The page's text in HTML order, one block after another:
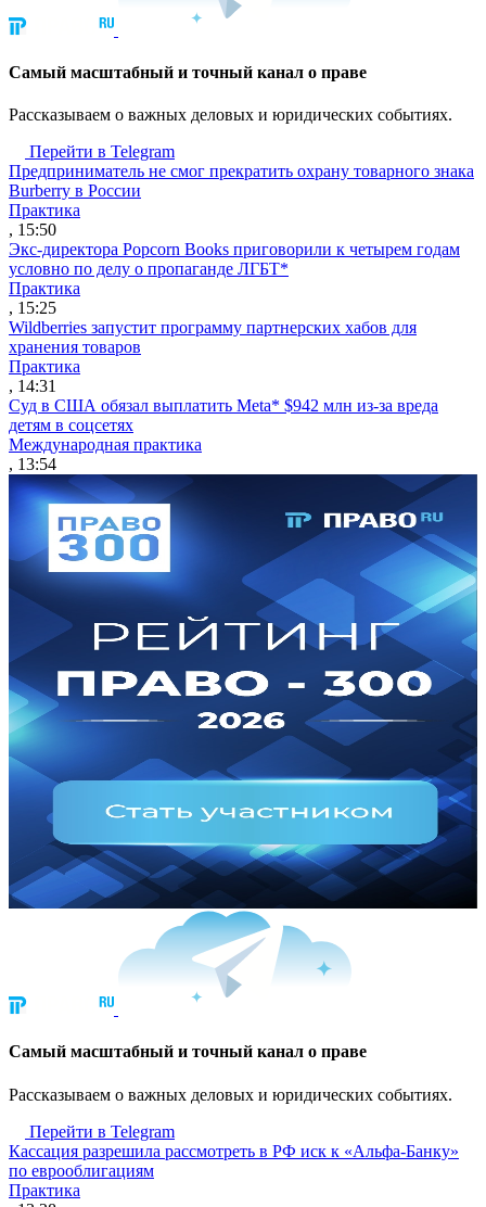
Cамый масштабный и точный канал о праве
Рассказываем о важных деловых и юридических событиях.
Перейти в Telegram
Предприниматель не смог прекратить охрану товарного знака
Burberry в России
Практика
, 15:50
Экс-директора Popcorn Books приговорили к четырем годам
условно по делу о пропаганде ЛГБТ*
Практика
, 15:25
Wildberries запустит программу партнерских хабов для
хранения товаров
Практика
, 14:31
Суд в США обязал выплатить Meta* $942 млн из-за вреда
детям в соцсетях
Международная практика
, 13:54
Cамый масштабный и точный канал о праве
Рассказываем о важных деловых и юридических событиях.
Перейти в Telegram
Кассация разрешила рассмотреть в РФ иск к «Альфа-Банку»
по еврооблигациям
Практика